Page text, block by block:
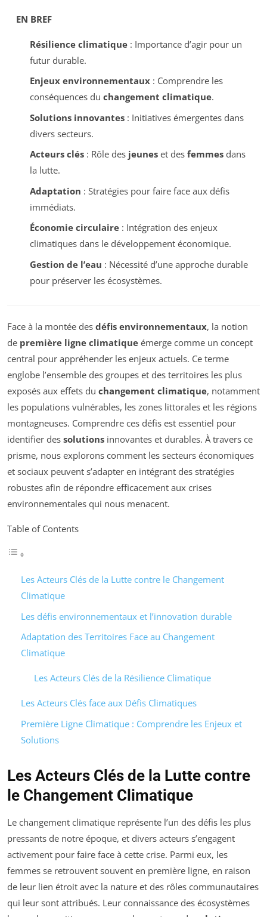
EN BREF
Résilience climatique: Importance d’agir pour un
futur durable.
Enjeux environnementaux: Comprendre les
conséquences du changement climatique.
Solutions innovantes: Initiatives émergentes dans
divers secteurs.
Acteurs clés: Rôle des jeuneset des femmesdans
la lutte.
Adaptation : Stratégies pour faire face aux défis
immédiats.
Économie circulaire: Intégration des enjeux
climatiques dans le développement économique.
Gestion de l’eau : Nécessité d’une approche durable
pour préserver les écosystèmes.
Face à la montée des défis environnementaux, la notion
de première ligne climatique émerge comme un concept
central pour appréhender les enjeux actuels. Ce terme
englobe l’ensemble des groupes et des territoires les plus
exposés aux effets du changement climatique, notamment
les populations vulnérables, les zones littorales et les régions
montagneuses. Comprendre ces défis est essentiel pour
identifier des solutions innovantes et durables. À travers ce
prisme, nous explorons comment les secteurs économiques
et sociaux peuvent s’adapter en intégrant des stratégies
robustes afin de répondre efficacement aux crises
environnementales qui nous menacent.
Table of Contents
Les Acteurs Clés de la Lutte contre le Changement
Climatique
Les défis environnementaux et l’innovation durable
Adaptation des Territoires Face au Changement
Climatique
Les Acteurs Clés de la Résilience Climatique
Les Acteurs Clés face aux Défis Climatiques
Première Ligne Climatique : Comprendre les Enjeux et
Solutions
Les Acteurs Clés de la Lutte contre
le Changement Climatique
Le changement climatique représente l’un des défis les plus
pressants de notre époque, et divers acteurs s’engagent
activement pour faire face à cette crise. Parmi eux, les
femmes se retrouvent souvent en première ligne, en raison
de leur lien étroit avec la nature et des rôles communautaires
qui leur sont attribués. Leur connaissance des écosystèmes